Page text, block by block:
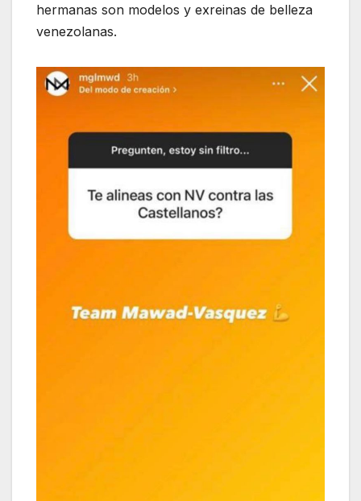
hermanas son modelos y exreinas de belleza
venezolanas.